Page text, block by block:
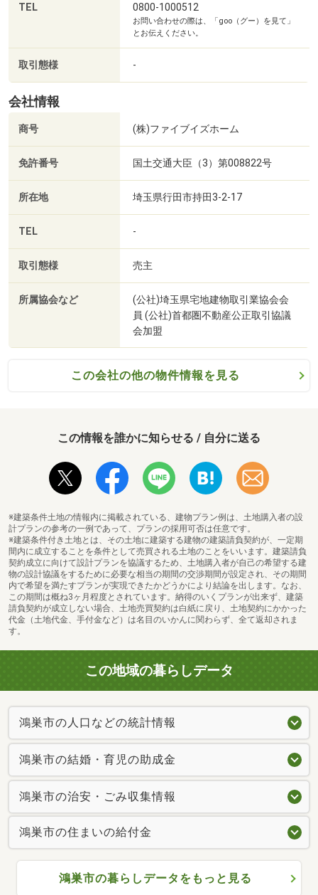
エルミこうのす ショッピングモールまで930m
TEL 0800-1000512
お問い合わせの際は、「goo（グー）を見て」
とお伝えください。
取引態様 -
会社情報
商号 (株)ファイブイズホーム
免許番号 国土交通大臣（3）第008822号
所在地 埼玉県行田市持田3-2-17
TEL -
取引態様 売主
所属協会など
(公社)埼玉県宅地建物取引業協会会
員 (公社)首都圏不動産公正取引協議
会加盟
この会社の他の物件情報を見る
この情報を誰かに知らせる / 自分に送る
※建築条件土地の情報内に掲載されている、建物プラン例は、土地購入者の設
計プランの参考の一例であって、プランの採用可否は任意です。
※建築条件付き土地とは、その土地に建築する建物の建築請負契約が、一定期
間内に成立することを条件として売買される土地のことをいいます。建築請負
契約成立に向けて設計プランを協議するため、土地購入者が自己の希望する建
物の設計協議をするために必要な相当の期間の交渉期間が設定され、その期間
内で希望を満たすプランが実現できたかどうかにより結論を出します。なお、
この期間は概ね3ヶ月程度とされています。納得のいくプランが出来ず、建築
請負契約が成立しない場合、土地売買契約は白紙に戻り、土地契約にかかった
代金（土地代金、手付金など）は名目のいかんに関わらず、全て返却されま
す。
この地域の暮らしデータ
鴻巣市の人口などの統計情報
鴻巣市の結婚・育児の助成金
鴻巣市の治安・ごみ収集情報
鴻巣市の住まいの給付金
鴻巣市の暮らしデータをもっと見る